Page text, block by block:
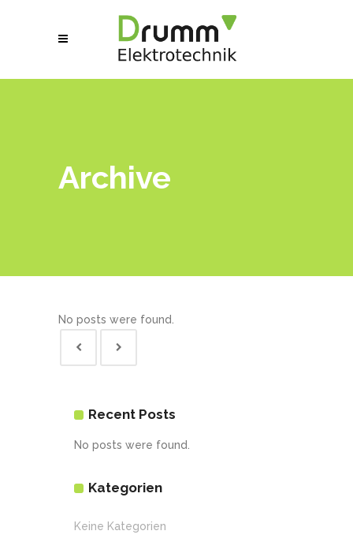
Archive
No posts were found.
Recent Posts
No posts were found.
Kategorien
Keine Kategorien